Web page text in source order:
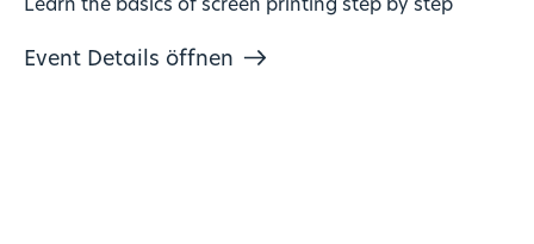
Learn the basics of screen printing step by step
Event Details öffnen